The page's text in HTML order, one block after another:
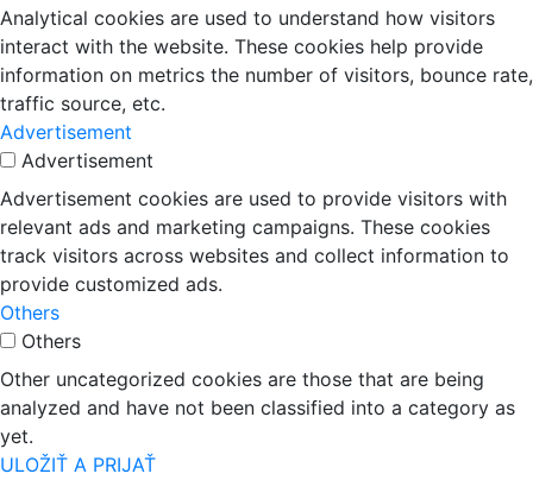
Analytical cookies are used to understand how visitors
interact with the website. These cookies help provide
information on metrics the number of visitors, bounce rate,
traffic source, etc.
Advertisement
Advertisement
Advertisement cookies are used to provide visitors with
relevant ads and marketing campaigns. These cookies
track visitors across websites and collect information to
provide customized ads.
Others
Others
Other uncategorized cookies are those that are being
analyzed and have not been classified into a category as
yet.
ULOŽIŤ A PRIJAŤ